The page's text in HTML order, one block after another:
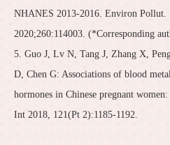
NHANES 2013-2016. Environ Pollut.
2020;260:114003. (*Corresponding
5. Guo J, Lv N, Tang J, Zhang X,
D, Chen G: Associations of blood
hormones in Chinese pregnant
Int 2018, 121(Pt 2):1185-1192.